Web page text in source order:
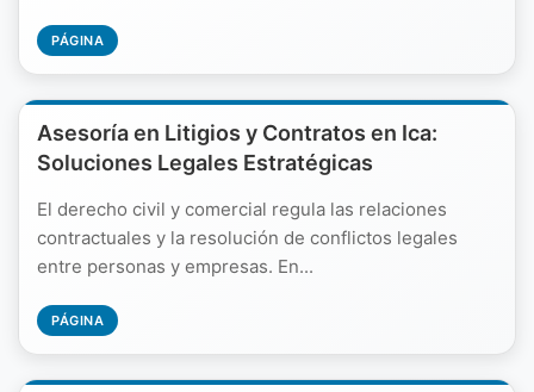
PÁGINA
Asesoría en Litigios y Contratos en Ica:
Soluciones Legales Estratégicas
El derecho civil y comercial regula las relaciones
contractuales y la resolución de conflictos legales
entre personas y empresas. En...
PÁGINA